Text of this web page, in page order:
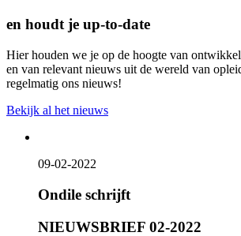
en houdt je up-to-date
Hier houden we je op de hoogte van
en van relevant nieuws uit de wereld van
regelmatig ons nieuws!
Bekijk al het nieuws
09-02-2022
Ondile schrijft
NIEUWSBRIEF 02-2022